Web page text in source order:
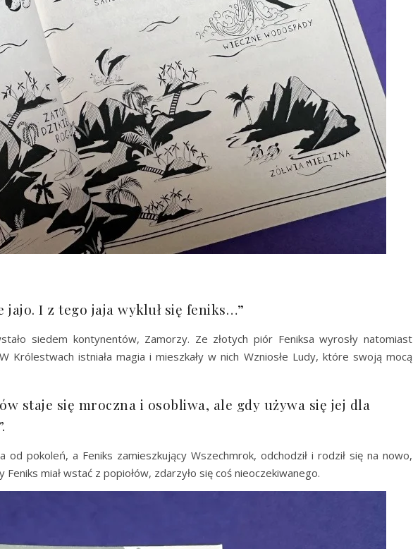
jajo. I z tego jaja wykluł się feniks…”
siedem kontynentów, Zamorzy. Ze złotych piór Feniksa wyrosły natomiast
istniała magia i mieszkały w nich Wzniosłe Ludy, które swoją mocą
staje się mroczna i osobliwa, ale gdy używa się jej dla
pokoleń, a Feniks zamieszkujący Wszechmrok, odchodził i rodził się na nowo,
miał wstać z popiołów, zdarzyło się coś nieoczekiwanego.